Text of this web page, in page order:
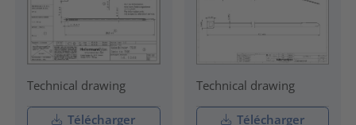
Technical drawing
Télécharger
Technical drawing
Télécharger